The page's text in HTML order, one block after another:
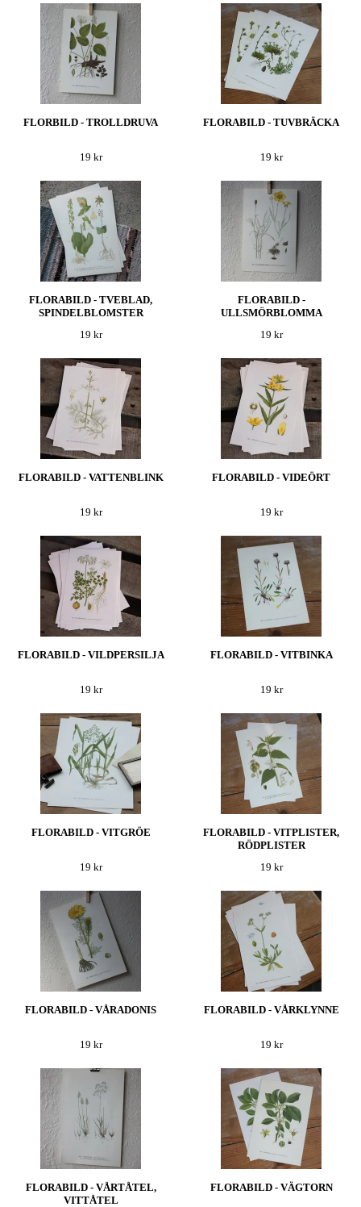
FLORBILD - TROLLDRUVA
19 kr
FLORABILD - TUVBRÄCKA
19 kr
FLORABILD - TVEBLAD,
SPINDELBLOMSTER
19 kr
FLORABILD -
ULLSMÖRBLOMMA
19 kr
FLORABILD - VATTENBLINK
19 kr
FLORABILD - VIDEÖRT
19 kr
FLORABILD - VILDPERSILJA
19 kr
FLORABILD - VITBINKA
19 kr
FLORABILD - VITGRÖE
19 kr
FLORABILD - VITPLISTER,
RÖDPLISTER
19 kr
FLORABILD - VÅRADONIS
19 kr
FLORABILD - VÅRKLYNNE
19 kr
FLORABILD - VÅRTÅTEL,
VITTÅTEL
FLORABILD - VÄGTORN